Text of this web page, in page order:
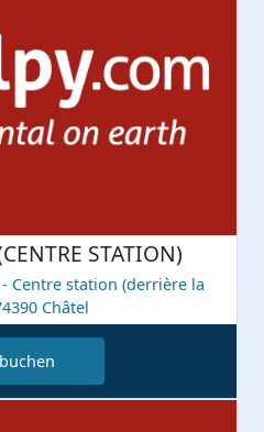
STATION)
Centre station (derrière la
Châtel